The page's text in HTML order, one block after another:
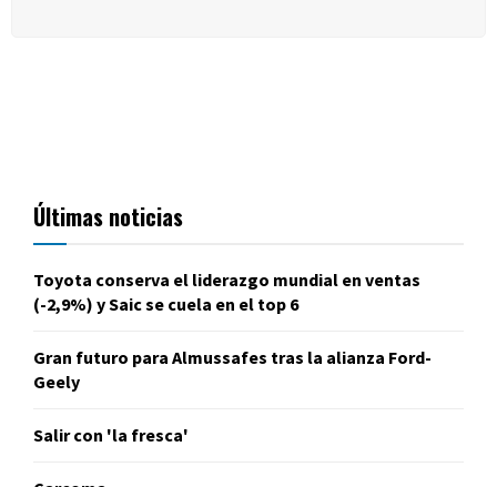
Últimas noticias
Toyota conserva el liderazgo mundial en ventas
(-2,9%) y Saic se cuela en el top 6
Gran futuro para Almussafes tras la alianza Ford-
Geely
Salir con 'la fresca'